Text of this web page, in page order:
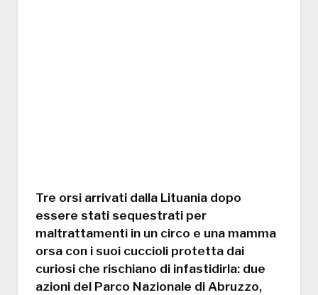
Tre orsi arrivati dalla Lituania dopo
essere stati sequestrati per
maltrattamenti in un circo e una mamma
orsa con i suoi cuccioli protetta dai
curiosi che rischiano di infastidirla: due
azioni del Parco Nazionale di Abruzzo,